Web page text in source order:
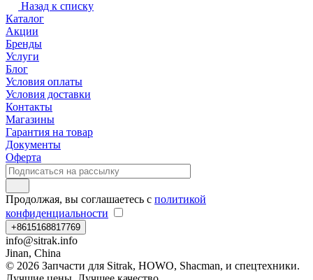
Назад к списку
Каталог
Акции
Бренды
Услуги
Блог
Условия оплаты
Условия доставки
Контакты
Магазины
Гарантия на товар
Документы
Оферта
Продолжая, вы соглашаетесь с политикой
конфиденциальности
+8615168817769
info@sitrak.info
Jinan, China
© 2026 Запчасти для Sitrak, HOWO, Shacman, и спецтехники.